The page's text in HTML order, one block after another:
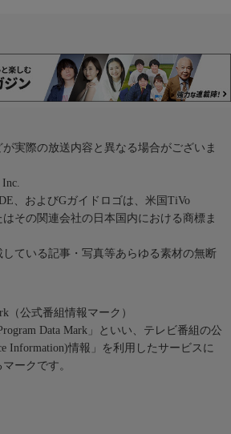
実際の放送内容と異なる場合がございま
、およびGガイドロゴは、米国TiVo
その関連会社の日本国内における商標ま
ている記事・写真等あらゆる素材の無断
（公式番組情報マーク）
Data Mark」といい、テレビ番組の公
Information)情報」を利用したサービスに
ークです。